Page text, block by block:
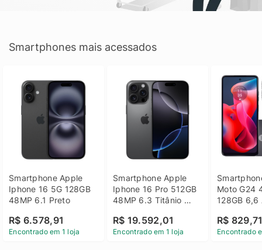
Smartphones mais acessados
Smartphone Apple
Iphone 16 5G 128GB
48MP 6.1 Preto
R$ 6.578,91
Encontrado em 1 loja
Smartphone Apple
Iphone 16 Pro 512GB
48MP 6.3 Titânio
R$ 19.592,01
Encontrado em 1 loja
Moto G24
128GB 6,6
R$
Encontrado